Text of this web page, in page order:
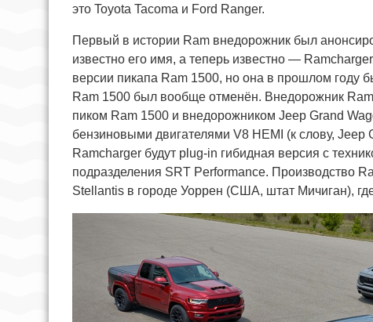
это Toyota Tacoma и Ford Ranger.
Первый в истории Ram внедорожник был
известно его имя, а теперь известно —
версии пикапа Ram 1500, но она в прошлом году
Ram 1500 был вообще отменён. Внедорожник
пиком Ram 1500 и внедорожником Jeep Grand
бензиновыми двигателями V8 HEMI (к слову, Jeep
Ramcharger будут plug-in гибидная версия с
подразделения SRT Performance. Производство
Stellantis в городе Уоррен (США, штат Мичиган),